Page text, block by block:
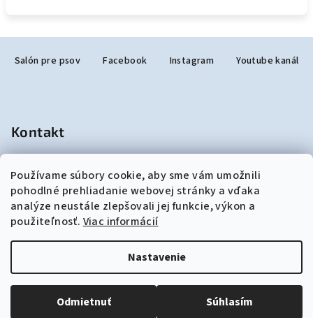
Používame súbory cookie, aby sme vám umožnili
pohodlné prehliadanie webovej stránky a vďaka
analýze neustále zlepšovali jej funkcie, výkon a
použiteľnosť. Viac informácií
Nastavenie
Odmietnuť Súhlasím
e
Salón pre psov Facebook Instagram Youtube kanál
Kontakt
+421948190299
Upraviť nastavenie cookies